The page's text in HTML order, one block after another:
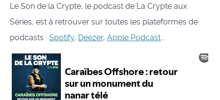
Le Son de la Crypte, le podcast de La Crypte aux
Séries, est à retrouver sur toutes les plateformes de
podcasts : Spotify, Deezer, Apple Podcast...